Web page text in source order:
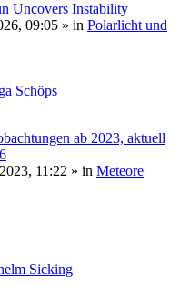
Uncovers Instability
09:05 » in Polarlicht und
Schöps
ab 2023, aktuell
11:22 » in Meteore
Sicking